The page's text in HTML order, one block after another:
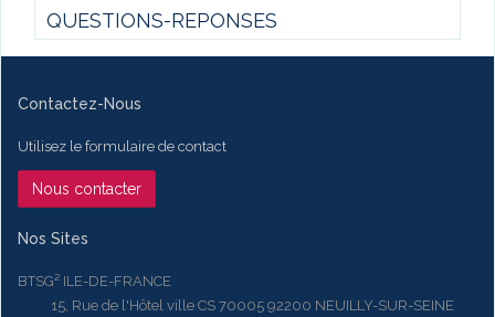
QUESTIONS-REPONSES
Contactez-Nous
Utilisez le formulaire de contact
Nous contacter
Nos Sites
BTSG² ILE-DE-FRANCE
15, Rue de l'Hôtel ville CS 70005 92200 NEUILLY-SUR-SEINE